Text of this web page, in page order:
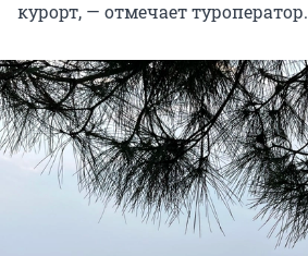
курорт, — отмечает туроператор.